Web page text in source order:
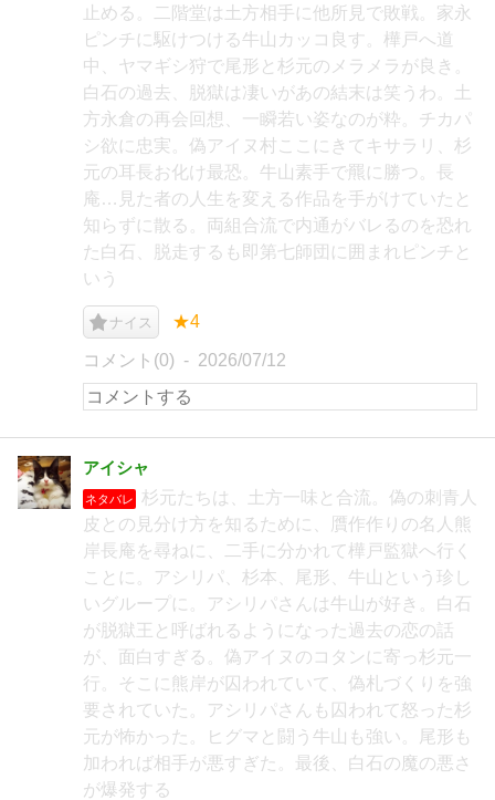
止める。二階堂は土方相手に他所見で敗戦。家永
ピンチに駆けつける牛山カッコ良す。樺戸へ道
中、ヤマギシ狩で尾形と杉元のメラメラが良き。
白石の過去、脱獄は凄いがあの結末は笑うわ。土
方永倉の再会回想、一瞬若い姿なのが粋。チカパ
シ欲に忠実。偽アイヌ村ここにきてキサラリ、杉
元の耳長お化け最恐。牛山素手で羆に勝つ。長
庵…見た者の人生を変える作品を手がけていたと
知らずに散る。両組合流で内通がバレるのを恐れ
た白石、脱走するも即第七師団に囲まれピンチと
いう
ナイス ★4
コメント(0) 2026/07/12
アイシャ
ネタバレ
杉元たちは、土方一味と合流。偽の刺青人
皮との見分け方を知るために、贋作作りの名人熊
岸長庵を尋ねに、二手に分かれて樺戸監獄へ行く
ことに。アシリパ、杉本、尾形、牛山という珍し
いグループに。アシリパさんは牛山が好き。白石
が脱獄王と呼ばれるようになった過去の恋の話
が、面白すぎる。偽アイヌのコタンに寄っ杉元一
行。そこに熊岸が囚われていて、偽札づくりを強
要されていた。アシリパさんも囚われて怒った杉
元が怖かった。ヒグマと闘う牛山も強い。尾形も
加われば相手が悪すぎた。最後、白石の魔の悪さ
が爆発する